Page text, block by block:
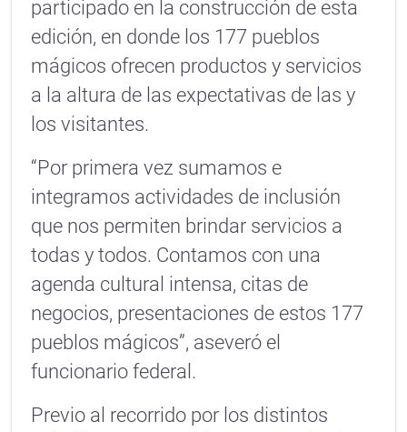
participado en la construcción de esta
edición, en donde los 177 pueblos
mágicos ofrecen productos y servicios
a la altura de las expectativas de las y
los visitantes.
“Por primera vez sumamos e
integramos actividades de inclusión
que nos permiten brindar servicios a
todas y todos. Contamos con una
agenda cultural intensa, citas de
negocios, presentaciones de estos 177
pueblos mágicos”, aseveró el
funcionario federal.
Previo al recorrido por los distintos